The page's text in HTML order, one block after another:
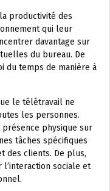
productivité des
qui leur
davantage sur
du bureau. De
du temps de manière à
le télétravail ne
les personnes.
physique sur
tâches spécifiques
des clients. De plus,
sociale et